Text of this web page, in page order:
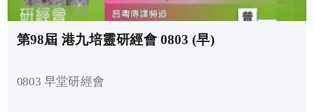
第98屆 港九培靈研經會 0803 (早)
0803 早堂研經會